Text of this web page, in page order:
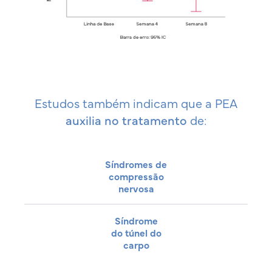
Estudos também indicam que a PEA
auxilia no tratamento de:
Síndromes de
compressão
nervosa
Síndrome
do túnel do
carpo